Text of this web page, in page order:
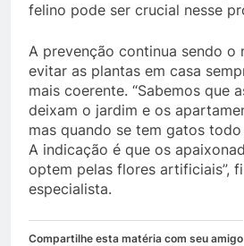
felino pode ser crucial nesse
A prevenção continua sendo o
evitar as plantas em casa
mais coerente. “Sabemos que
deixam o jardim e os
mas quando se tem gatos
A indicação é que os
optem pelas flores artificiais”,
especialista.
Compartilhe esta matéria com seu amigo